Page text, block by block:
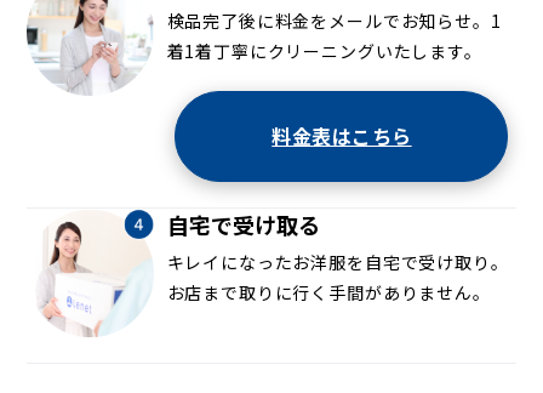
検品完了後に料金をメールでお知らせ。1
着1着丁寧にクリーニングいたします。
料金表はこちら
自宅で受け取る
キレイになったお洋服を自宅で受け取り。
お店まで取りに行く手間がありません。